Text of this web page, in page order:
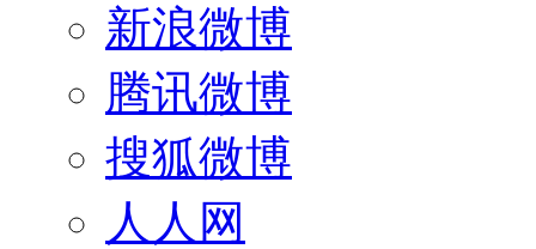
新浪微博
腾讯微博
搜狐微博
人人网